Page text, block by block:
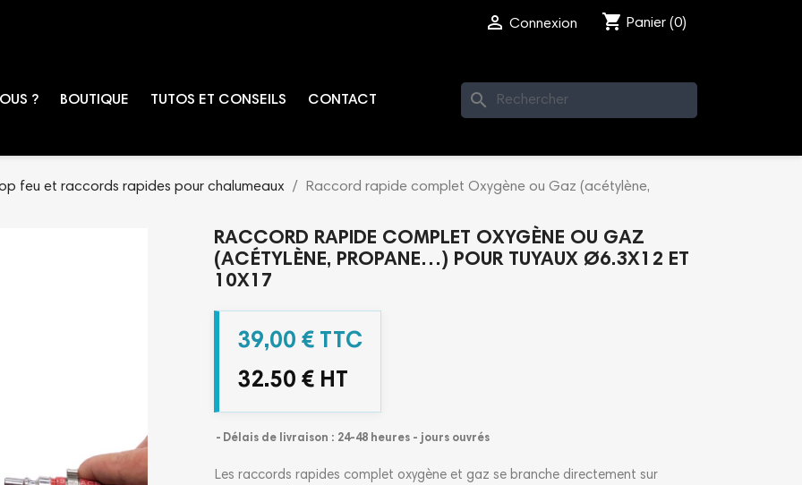
 Connexion shopping_cart Panier (0)
? BOUTIQUE TUTOS ET CONSEILS CONTACT search
feu et raccords rapides pour chalumeaux Raccord rapide complet Oxygène ou Gaz (acétylène,
RACCORD RAPIDE COMPLET OXYGÈNE OU GAZ
(ACÉTYLÈNE, PROPANE…) POUR TUYAUX Ø6.3X12 ET
10X17
39,00 € TTC
32.50 € HT
Délais de livraison : 24-48 heures - jours ouvrés
Les raccords rapides complet oxygène et gaz se branche directement sur